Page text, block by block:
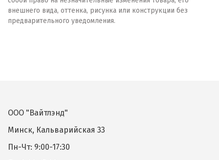
внешнего вида, оттенка, рисунка или конструкции без
предварительного уведомления.
ООО "Вайтлэнд"
Минск, Кальварийская 33
Пн-Чт: 9:00-17:30